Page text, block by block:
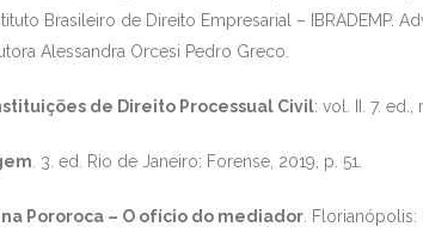
Brasileiro de Direito Empresarial – IBRADEMP.
Alessandra Orcesi Pedro Greco.
de Direito Processual Civil: vol. II. 7. ed.,
. 3. ed. Rio de Janeiro: Forense, 2019, p. 51.
Pororoca – O ofício do mediador .